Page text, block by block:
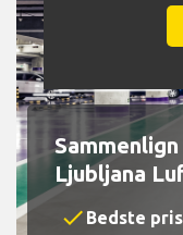
Ljubljana
check Bedste